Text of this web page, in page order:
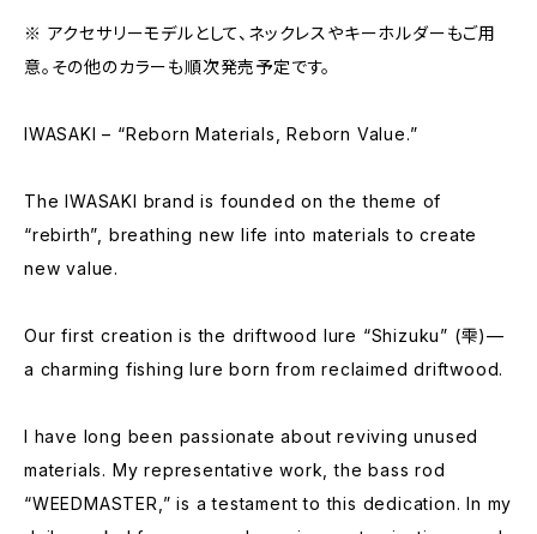
※ アクセサリーモデルとして、ネックレスやキーホルダーもご用
意。その他のカラーも順次発売予定です。
IWASAKI – “Reborn Materials, Reborn Value.”
The IWASAKI brand is founded on the theme of
“rebirth”, breathing new life into materials to create
new value.
Our first creation is the driftwood lure “Shizuku” (雫)—
a charming fishing lure born from reclaimed driftwood.
I have long been passionate about reviving unused
materials. My representative work, the bass rod
“WEEDMASTER,” is a testament to this dedication. In my